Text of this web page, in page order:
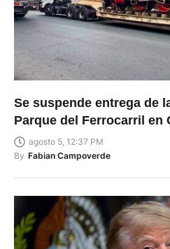
Se suspende entrega de
Parque del Ferrocarril en
agosto 5, 12:37 PM
By Fabian Campoverde